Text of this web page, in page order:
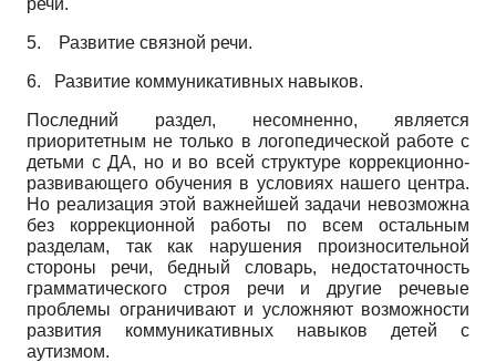
речи.
5. Развитие связной речи.
6. Развитие коммуникативных навыков.
Последний раздел, несомненно, является
приоритетным не только в логопедической работе с
детьми с ДА, но и во всей структуре коррекционно-
развивающего обучения в условиях нашего центра.
Но реализация этой важнейшей задачи невозможна
без коррекционной работы по всем остальным
разделам, так как нарушения произносительной
стороны речи, бедный словарь, недостаточность
грамматического строя речи и другие речевые
проблемы ограничивают и усложняют возможности
развития коммуникативных навыков детей с
аутизмом.